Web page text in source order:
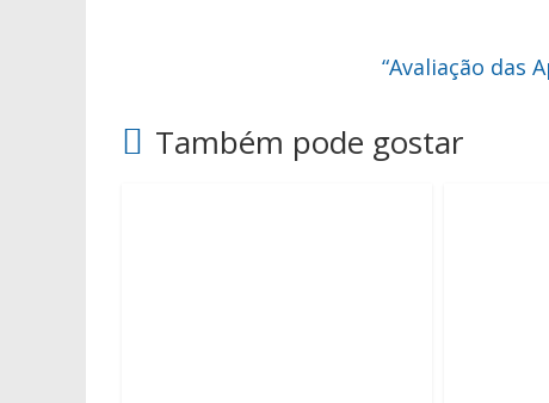
“Avaliação das
Também pode gostar